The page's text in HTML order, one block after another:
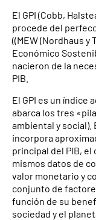
El GPI (Cobb,
procede del
((MEW (Nordhaus y
Económico
nacieron de la
PIB.
El GPI es un índice
abarca los tres
ambiental y
incorpora
principal del PIB, el
mismos datos de
valor monetario y
conjunto de
función de su
sociedad y el